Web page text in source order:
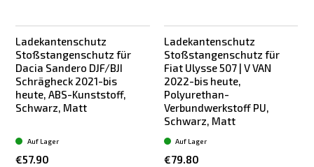
Ladekantenschutz
Stoßstangenschutz für
Dacia Sandero DJF/BJI
Schrägheck 2021-bis
heute, ABS-Kunststoff,
Schwarz, Matt
€57.90
Auf Lager
Ladekantenschutz
Stoßstangenschutz für
Fiat Ulysse 507 | V VAN
2022-bis heute,
Polyurethan-
Verbundwerkstoff PU,
Schwarz, Matt
€79.80
Auf Lager